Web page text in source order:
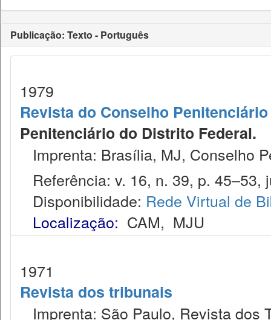
Publicação: Texto - Português
1979
Revista do Conselho
Penitenciário do Distrito Federal.
Imprenta: Brasília, MJ, Conselho
Referência: v. 16, n. 39, p. 45–53,
Disponibilidade: Rede Virtual de
Localização: CAM, MJU
1971
Revista dos tribunais
Imprenta: São Paulo, Revista dos